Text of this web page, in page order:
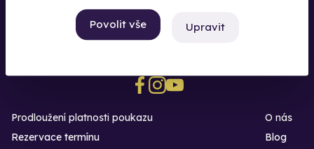
Povolit vše Upravit
Prodloužení platnosti poukazu
Rezervace termínu
O nás
Blog